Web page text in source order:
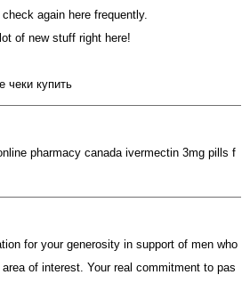
check again here frequently.
of new stuff right here!
чеки купить
pharmacy canadaivermectin 3mg pills f
for your generosity in support of men who
of interest. Your real commitment to pas